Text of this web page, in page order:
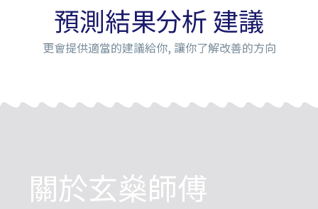
預測結果分析 建議
更會提供適當的建議給你, 讓你了解改善的方向
關於玄燊師傅